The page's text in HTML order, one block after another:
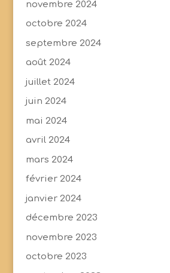
novembre 2024
octobre 2024
septembre 2024
août 2024
juillet 2024
juin 2024
mai 2024
avril 2024
mars 2024
février 2024
janvier 2024
décembre 2023
novembre 2023
octobre 2023